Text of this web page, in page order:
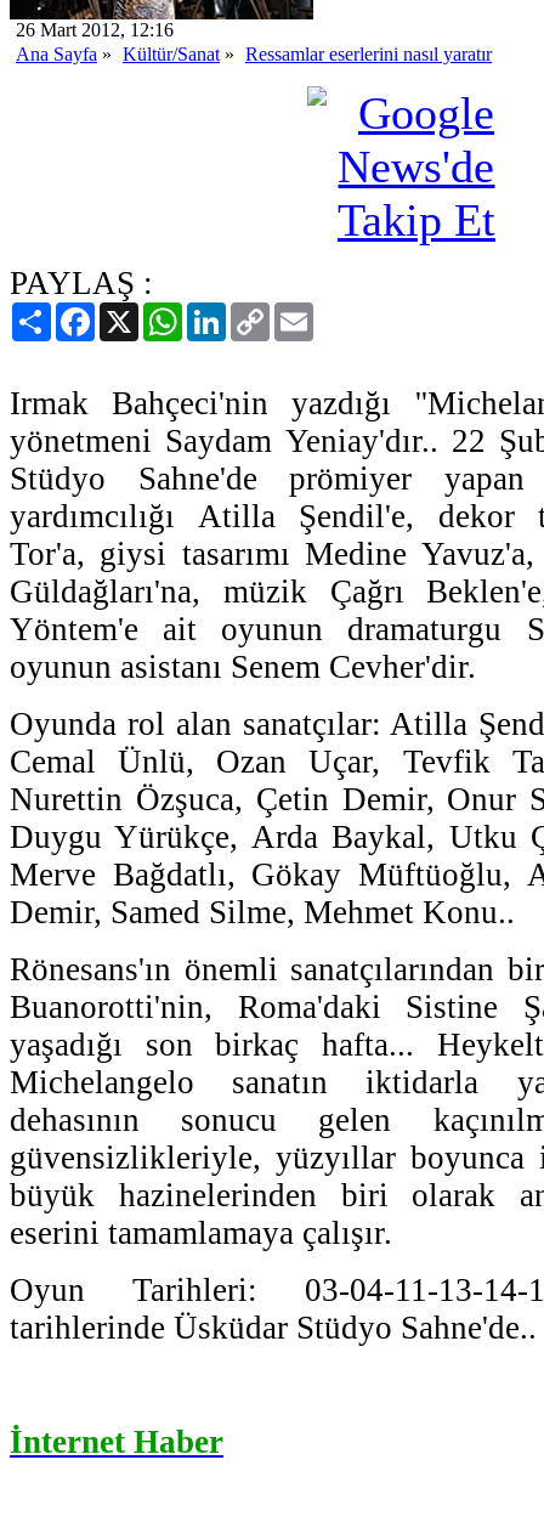
26 Mart 2012, 12:16
Ana Sayfa » Kültür/Sanat » Ressamlar eserlerini nasıl yaratır
PAYLAŞ :
PaylaşFacebook
X WhatsAppLinkedIn
Copy
Link
Irmak Bahçeci'nin yazdığı
yönetmeni Saydam Yeniay'dır.. 22
Stüdyo Sahne'de prömiyer
yardımcılığı Atilla Şendil'e, dekor
Tor'a, giysi tasarımı Medine Yavuz'a,
Güldağları'na, müzik Çağrı
Yöntem'e ait oyunun dramaturgu
oyunun asistanı Senem Cevher'dir.
Oyunda rol alan sanatçılar: Atilla
Cemal Ünlü, Ozan Uçar, Tevfik
Nurettin Özşuca, Çetin Demir, Onur
Duygu Yürükçe, Arda Baykal, Utku
Merve Bağdatlı, Gökay Müftüoğlu,
Demir, Samed Silme, Mehmet Konu..
Rönesans'ın önemli sanatçılarından
Buanorotti'nin, Roma'daki Sistine
yaşadığı son birkaç hafta...
Michelangelo sanatın iktidarla
dehasının sonucu gelen
güvensizlikleriyle, yüzyıllar boyunca
büyük hazinelerinden biri olarak
eserini tamamlamaya çalışır.
Oyun Tarihleri: 03-04-11-13-14-
tarihlerinde Üsküdar Stüdyo Sahne'de..
İnternet Haber